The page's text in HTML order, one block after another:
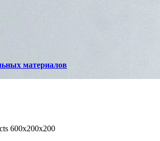
материалов
600х200х200